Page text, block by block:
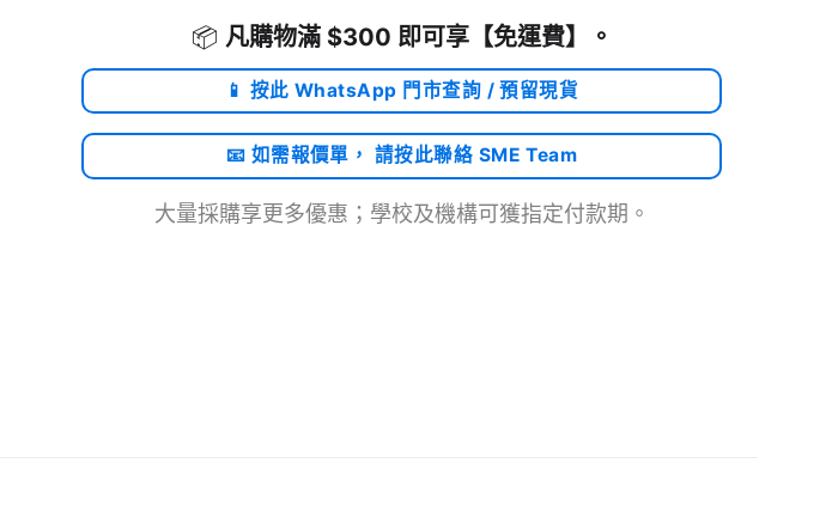
📦 凡購物滿 $300 即可享【免運費】 。
📱 按此 WhatsApp 門市查詢 / 預留現貨
📧 如需報價單， 請按此聯絡 SME Team
大量採購享更多優惠；學校及機構可獲指定付款期。